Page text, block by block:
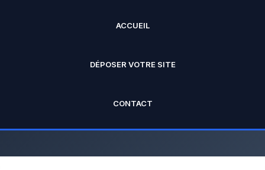
ACCUEIL
DÉPOSER VOTRE SITE
CONTACT
ANNUAIRE PRO